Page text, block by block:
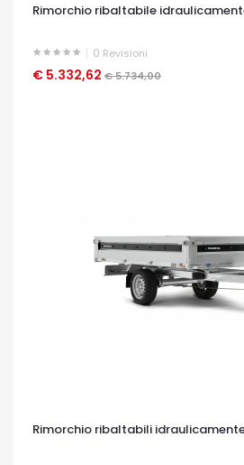
Rimorchio ribaltabile
0 Revisioni
€ 5.332,62 € 5.734,00
OCCHIATA VELOCE
Rimorchio ribaltabili idraulicamente